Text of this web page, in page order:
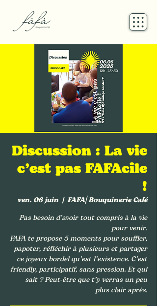
Discussion : La vie
c’est pas FAFAcile
!
ven. 06 juin
  |
FAFA⎜Bouquinerie Café
Pas besoin d’avoir tout compris à la vie
pour venir.
FAFA te propose 5 moments pour souffler,
papoter, réfléchir à plusieurs et partager
ce joyeux bordel qu’est l’existence. C’est
friendly, participatif, sans pression. Et qui
sait ? Peut-être que t’y verras un peu
plus clair après.